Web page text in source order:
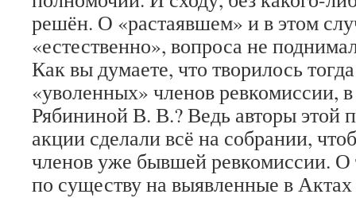
решён. О «растаявшем» и в этом
«естественно», вопроса не
Как вы думаете, что творилось
«уволенных» членов ревкомиссии,
Рябининой В. В.? Ведь авторы этой
акции сделали всё на собрании,
членов уже бывшей ревкомиссии. О
по существу на выявленные в